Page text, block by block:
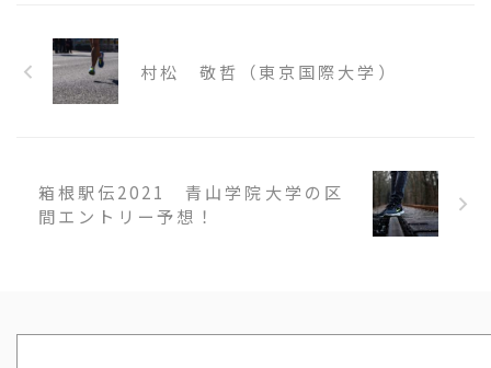
村松 敬哲（東京国際大学）
箱根駅伝2021 青山学院大学の区
間エントリー予想！